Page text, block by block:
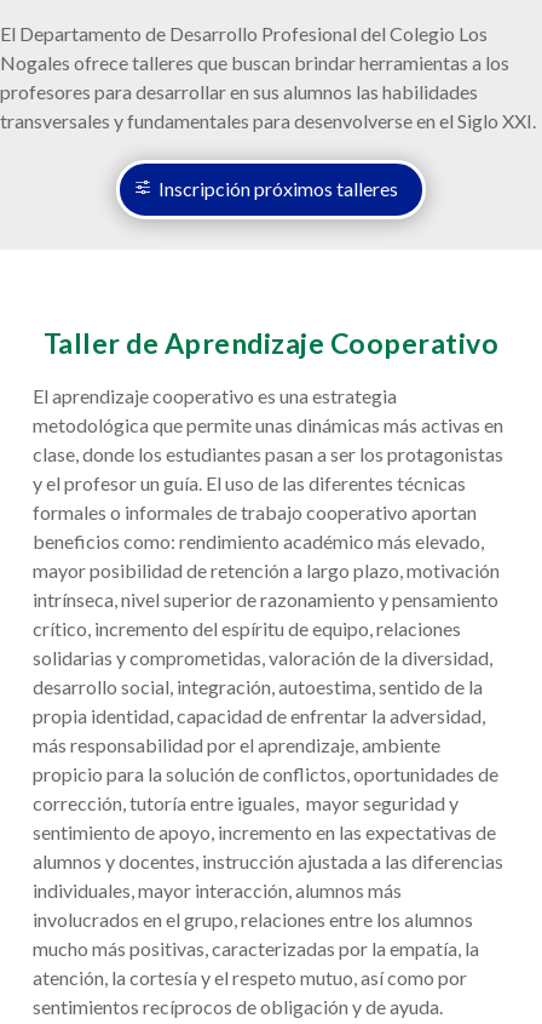
El Departamento de Desarrollo Profesional del Colegio Los
Nogales ofrece talleres que buscan brindar herramientas a los
profesores para desarrollar en sus alumnos las habilidades
transversales y fundamentales para desenvolverse en el Siglo XXI.
Inscripción próximos talleres
Taller de Aprendizaje Cooperativo
El aprendizaje cooperativo es una estrategia
metodológica que permite unas dinámicas más activas en
clase, donde los estudiantes pasan a ser los protagonistas
y el profesor un guía. El uso de las diferentes técnicas
formales o informales de trabajo cooperativo aportan
beneficios como: rendimiento académico más elevado,
mayor posibilidad de retención a largo plazo, motivación
intrínseca, nivel superior de razonamiento y pensamiento
crítico, incremento del espíritu de equipo, relaciones
solidarias y comprometidas, valoración de la diversidad,
desarrollo social, integración, autoestima, sentido de la
propia identidad, capacidad de enfrentar la adversidad,
más responsabilidad por el aprendizaje, ambiente
propicio para la solución de conflictos, oportunidades de
corrección, tutoría entre iguales, mayor seguridad y
sentimiento de apoyo, incremento en las expectativas de
alumnos y docentes, instrucción ajustada a las diferencias
individuales, mayor interacción, alumnos más
involucrados en el grupo, relaciones entre los alumnos
mucho más positivas, caracterizadas por la empatía, la
atención, la cortesía y el respeto mutuo, así como por
sentimientos recíprocos de obligación y de ayuda.